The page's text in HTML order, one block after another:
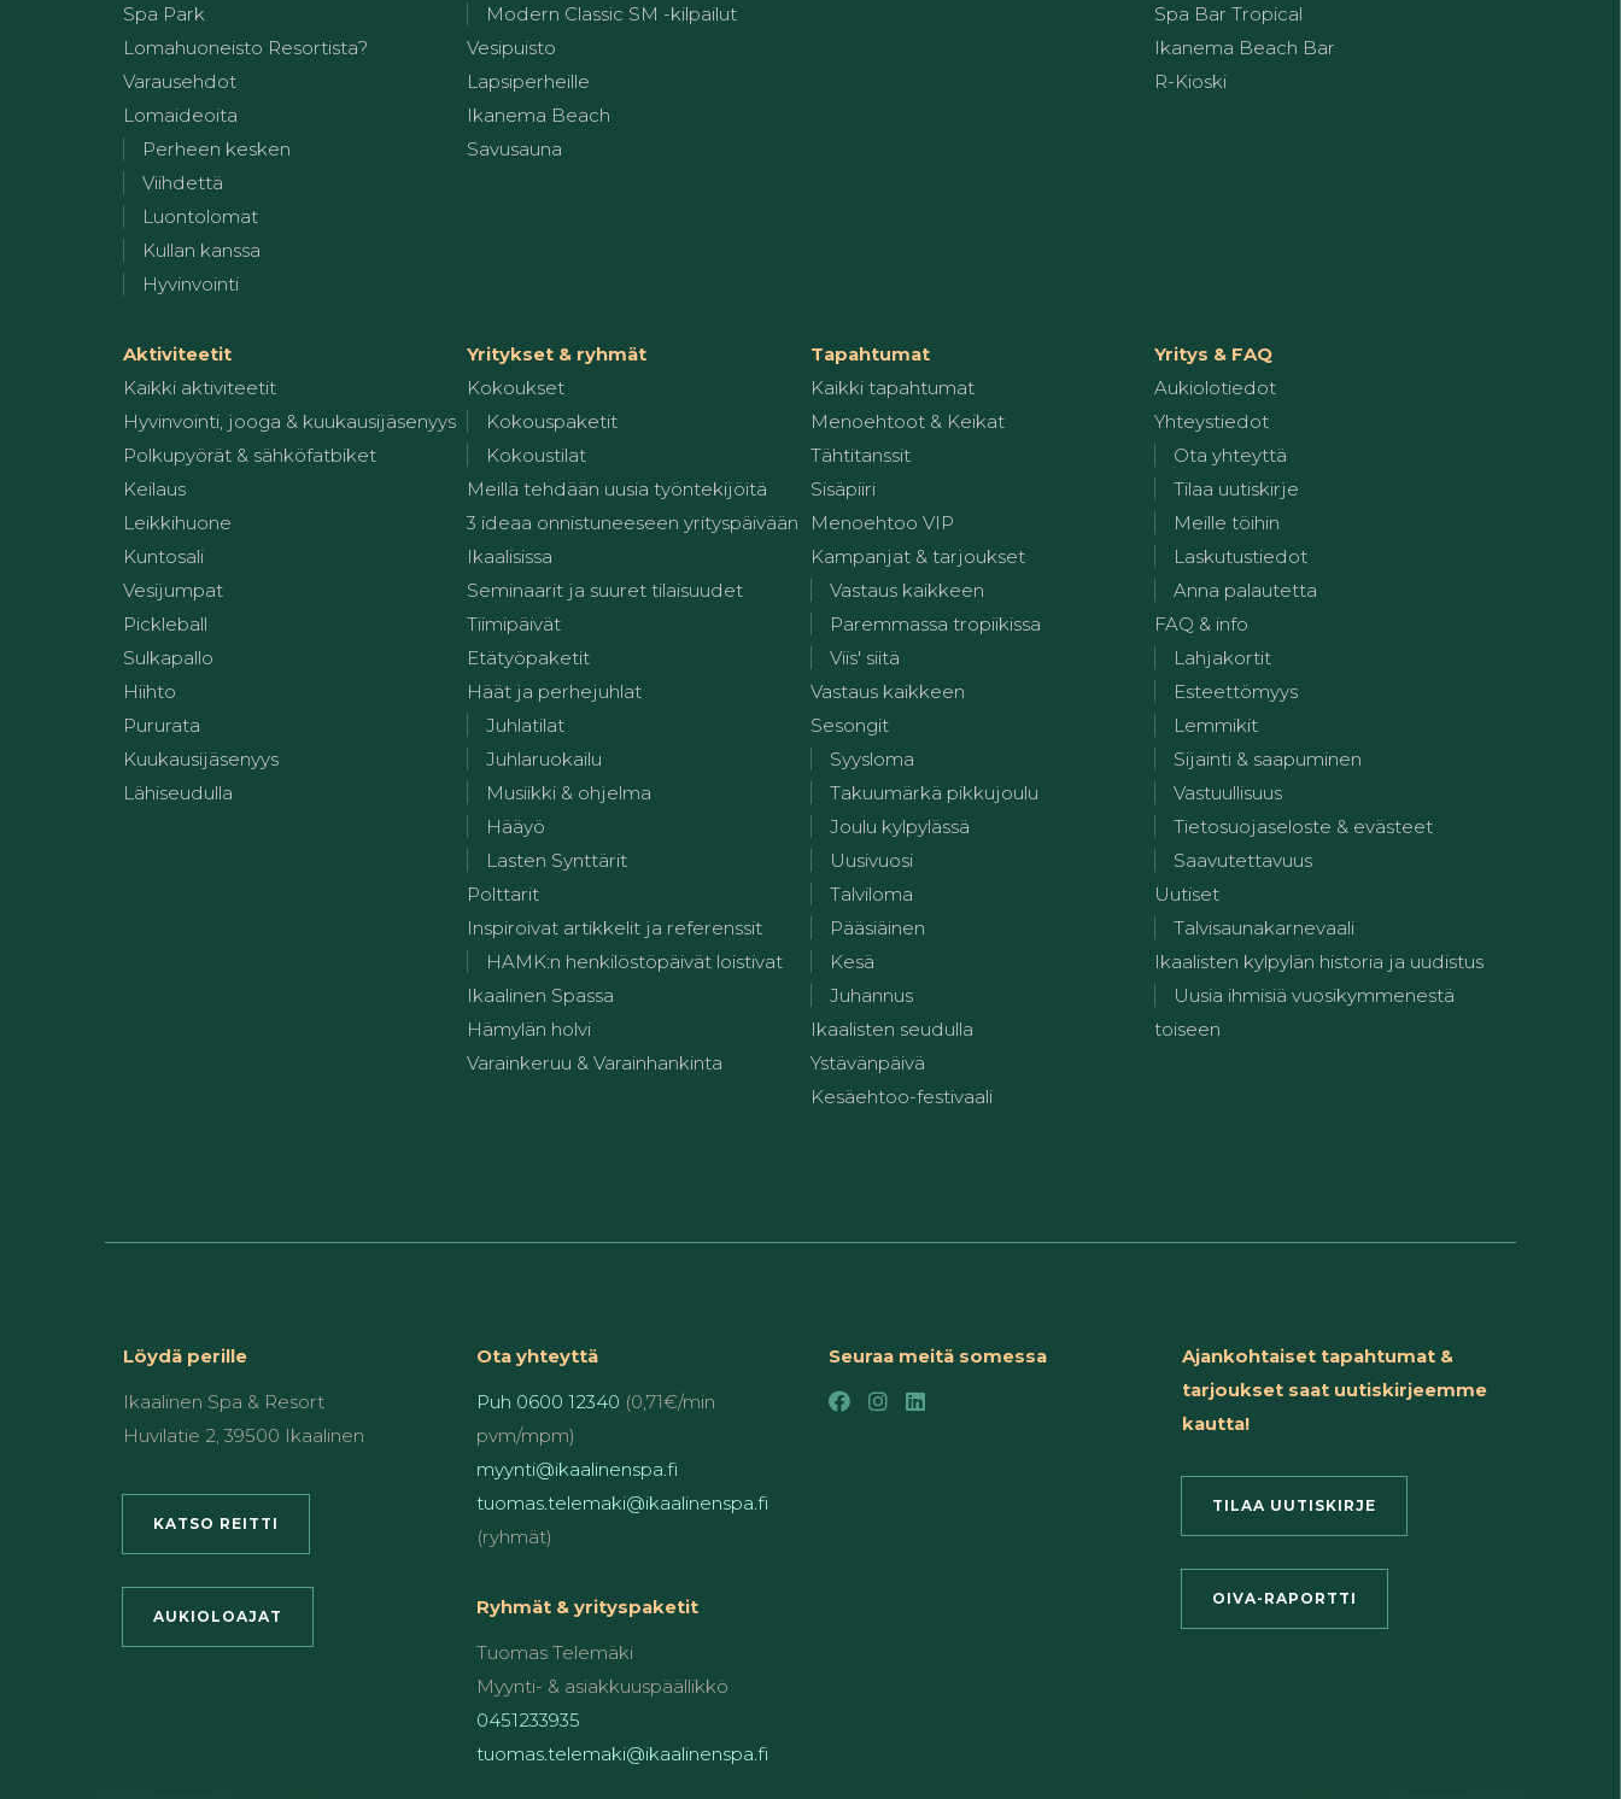
Spa Park
Lomahuoneisto Resortista?
Varausehdot
Lomaideoita
Perheen kesken
Viihdettä
Luontolomat
Kullan kanssa
Hyvinvointi
Modern Classic SM -kilpailut
Vesipuisto
Lapsiperheille
Ikanema Beach
Savusauna
Spa Bar Tropical
Ikanema Beach Bar
R-Kioski
Aktiviteetit
Kaikki aktiviteetit
Hyvinvointi, jooga & kuukausijäsenyys
Polkupyörät & sähköfatbiket
Keilaus
Leikkihuone
Kuntosali
Vesijumpat
Pickleball
Sulkapallo
Hiihto
Pururata
Kuukausijäsenyys
Lähiseudulla
Yritykset & ryhmät
Kokoukset
Kokouspaketit
Kokoustilat
Meillä tehdään uusia työntekijöitä
3 ideaa onnistuneeseen yrityspäivään
Ikaalisissa
Seminaarit ja suuret tilaisuudet
Tiimipäivät
Etätyöpaketit
Häät ja perhejuhlat
Juhlatilat
Juhlaruokailu
Musiikki & ohjelma
Hääyö
Lasten Synttärit
Polttarit
Inspiroivat artikkelit ja referenssit
HAMK:n henkilöstöpäivät loistivat
Ikaalinen Spassa
Hämylän holvi
Varainkeruu & Varainhankinta
Tapahtumat
Kaikki tapahtumat
Menoehtoot & Keikat
Tähtitanssit
Sisäpiiri
Menoehtoo VIP
Kampanjat & tarjoukset
Vastaus kaikkeen
Paremmassa tropiikissa
Viis' siitä
Vastaus kaikkeen
Sesongit
Syysloma
Takuumärkä pikkujoulu
Joulu kylpylässä
Uusivuosi
Talviloma
Pääsiäinen
Kesä
Juhannus
Ikaalisten seudulla
Ystävänpäivä
Kesäehtoo-festivaali
Yritys & FAQ
Aukiolotiedot
Yhteystiedot
Ota yhteyttä
Tilaa uutiskirje
Meille töihin
Laskutustiedot
Anna palautetta
FAQ & info
Lahjakortit
Esteettömyys
Lemmikit
Sijainti & saapuminen
Vastuullisuus
Tietosuojaseloste & evästeet
Saavutettavuus
Uutiset
Talvisaunakarnevaali
Ikaalisten kylpylän historia ja uudistus
Uusia ihmisiä vuosikymmenestä
toiseen
Löydä perille
Ikaalinen Spa & Resort
Huvilatie 2, 39500 Ikaalinen
KATSO REITTI
AUKIOLOAJAT
Ota yhteyttä
Puh 0600 12340 (0,71€/min
pvm/mpm)
myynti@ikaalinenspa.fi
tuomas.telemaki@ikaalinenspa.fi
(ryhmät)
Ryhmät & yrityspaketit
Tuomas Telemäki
Myynti- & asiakkuuspäällikkö
0451233935
tuomas.telemaki@ikaalinenspa.fi
Seuraa meitä somessa
Ajankohtaiset tapahtumat &
tarjoukset saat uutiskirjeemme
kautta!
TILAA UUTISKIRJE
OIVA-RAPORTTI